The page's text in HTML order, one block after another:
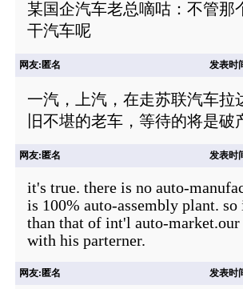
某国企汽车老总嘀咕：不管
干汽车呢
网友:匿名 发表时
一汽，上汽，在走苏联汽车
旧不堪的老车，等待的将是破
网友:匿名 发表时
it's true. there is no auto-
is 100% auto-assembly plant.
than that of int'l auto-
with his parterner.
网友:匿名 发表时